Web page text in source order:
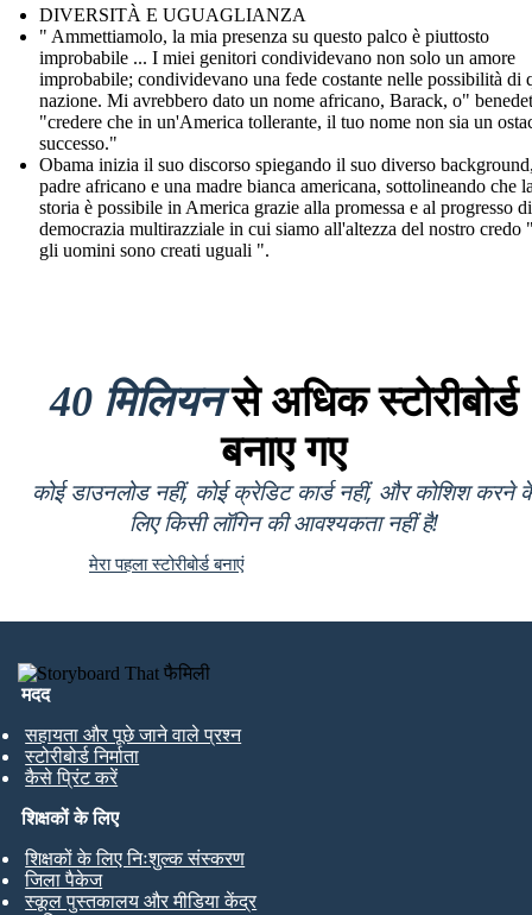
DIVERSITÀ E UGUAGLIANZA
" Ammettiamolo, la mia presenza su questo palco è piuttosto
improbabile ... I miei genitori condividevano non solo un amore
improbabile; condividevano una fede costante nelle possibilità di
nazione. Mi avrebbero dato un nome africano, Barack, o"
"credere che in un'America tollerante, il tuo nome non sia un
successo."
Obama inizia il suo discorso spiegando il suo diverso
padre africano e una madre bianca americana, sottolineando che
storia è possibile in America grazie alla promessa e al progresso
democrazia multirazziale in cui siamo all'altezza del nostro credo
gli uomini sono creati uguali ".
40 मिलियनसे अधिक स्टोरीबोर्ड
बनाए गए
कोई डाउनलोड नहीं, कोई क्रेडिट कार्ड नहीं, और कोशिश करने
लिए किसी लॉगिन की आवश्यकता नहीं है!
मेरा पहला स्टोरीबोर्ड बनाएं
मदद
सहायता और पूछे जाने वाले प्रश्न
स्टोरीबोर्ड निर्माता
कैसे प्रिंट करें
शिक्षकों के लिए
शिक्षकों के लिए निःशुल्क संस्करण
जिला पैकेज
स्कूल पुस्तकालय और मीडिया केंद्र